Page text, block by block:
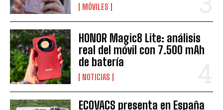
MÓVILES
HONOR Magic8 Lite: análisis
real del móvil con 7.500 mAh
de batería
NOTICIAS
ECOVACS presenta en España